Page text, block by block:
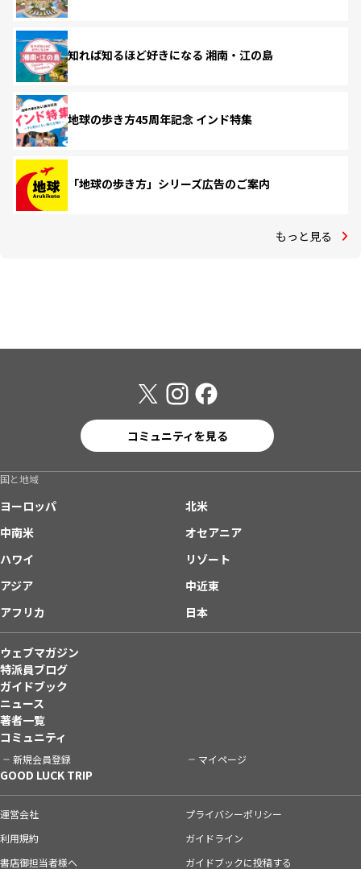
知れば知るほど好きになる 湘南・江の島
地球の歩き方45周年記念 インド特集
「地球の歩き方」シリーズ広告のご案内
もっと見る
コミュニティを見る
国と地域
ヨーロッパ
北米
中南米
オセアニア
ハワイ
リゾート
アジア
中近東
アフリカ
日本
ウェブマガジン
特派員ブログ
ガイドブック
ニュース
著者一覧
コミュニティ
新規会員登録 マイページ
GOOD LUCK TRIP
運営会社
プライバシーポリシー
利用規約
ガイドライン
書店御担当者様へ
ガイドブックに投稿する